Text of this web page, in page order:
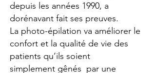
depuis les années 1990, a
dorénavant fait ses preuves.
La photo-épilation va améliorer le
confort et la qualité de vie des
patients qu’ils soient
simplement gênés par une